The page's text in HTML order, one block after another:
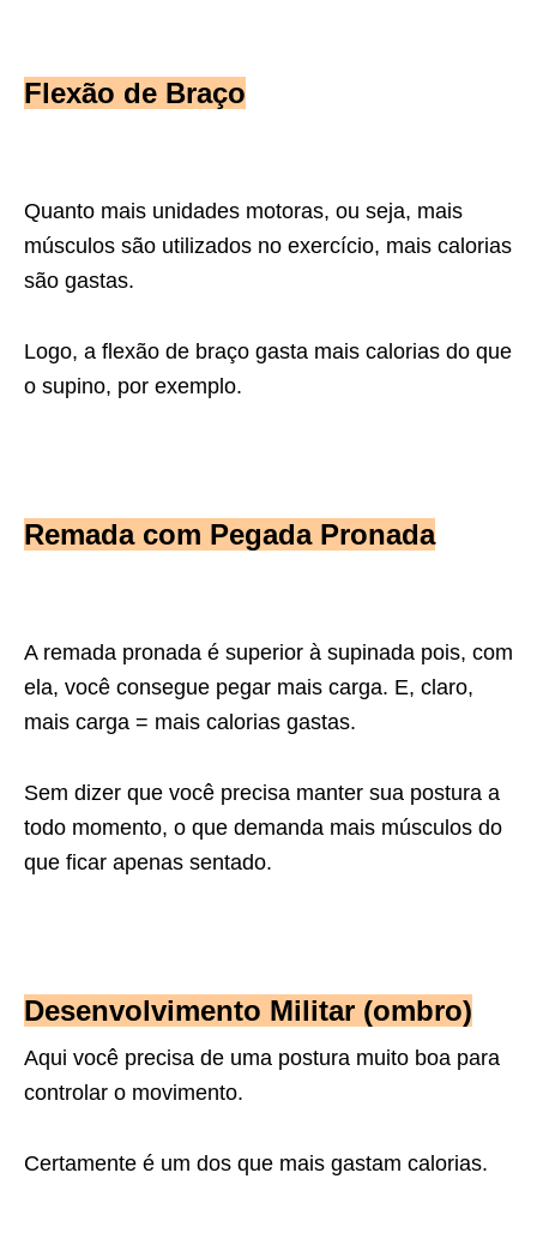
Flexão de Braço
Quanto mais unidades motoras, ou seja, mais
músculos são utilizados no exercício, mais calorias
são gastas.
Logo, a flexão de braço gasta mais calorias do que
o supino, por exemplo.
Remada com Pegada Pronada
A remada pronada é superior à supinada pois, com
ela, você consegue pegar mais carga. E, claro,
mais carga = mais calorias gastas.
Sem dizer que você precisa manter sua postura a
todo momento, o que demanda mais músculos do
que ficar apenas sentado.
Desenvolvimento Militar (ombro)
Aqui você precisa de uma postura muito boa para
controlar o movimento.
Certamente é um dos que mais gastam calorias.